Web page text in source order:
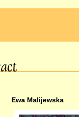
Ewa Malijewska